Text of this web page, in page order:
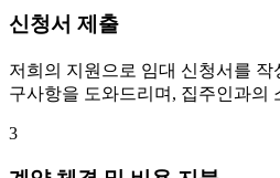
신청서 제출
저희의 지원으로 임대 신청서를 작
구사항을 도와드리며, 집주인과의
3